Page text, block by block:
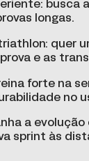
busca
longas.
quer
e as
forte na
no
a
sprint às